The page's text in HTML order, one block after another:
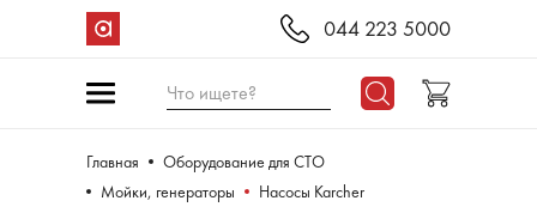
044 223 5000
Что ищете?
Главная
Оборудование для СТО
Мойки, генераторы
Насосы Karcher